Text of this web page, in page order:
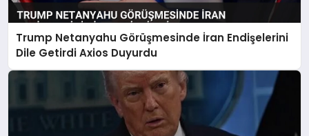
Trump Netanyahu Görüşmesinde İran Endişelerini
Dile Getirdi Axios Duyurdu